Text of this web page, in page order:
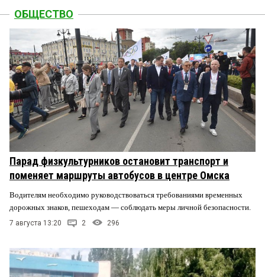
ОБЩЕСТВО
Парад физкультурников остановит транспорт и
поменяет маршруты автобусов в центре Омска
Водителям необходимо руководствоваться требованиями временных
дорожных знаков, пешеходам — соблюдать меры личной безопасности.
7 августа 13:20 2 296